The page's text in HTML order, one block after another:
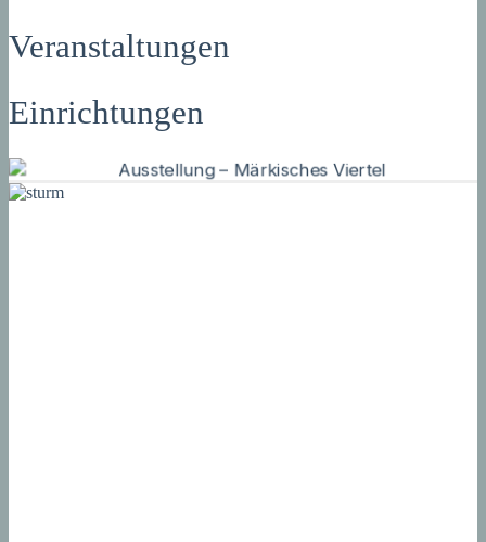
Veranstaltungen
Einrichtungen